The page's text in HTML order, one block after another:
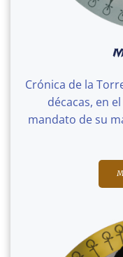
Crónica de la
décacas, en
mandato de su